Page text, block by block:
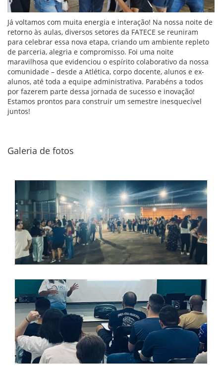
Já voltamos com muita energia e interação! Na nossa noite de
retorno às aulas, diversos setores da FATECE se reuniram
para celebrar essa nova etapa, criando um ambiente repleto
de parceria, alegria e compromisso. Foi uma noite
maravilhosa que evidenciou o espírito colaborativo da nossa
comunidade – desde a Atlética, corpo docente, alunos e ex-
alunos, até toda a equipe administrativa. Parabéns a todos
por fazerem parte dessa jornada de sucesso e inovação!
Estamos prontos para construir um semestre inesquecível
juntos!
Galeria de fotos